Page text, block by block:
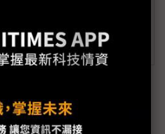
營收
出貨量